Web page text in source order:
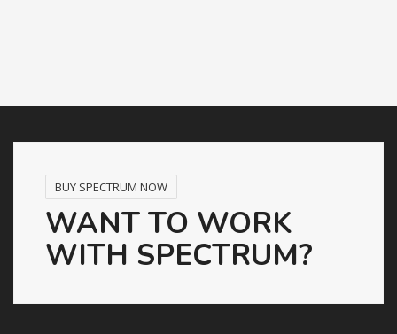
BUY SPECTRUM NOW
WANT TO WORK
WITH SPECTRUM?